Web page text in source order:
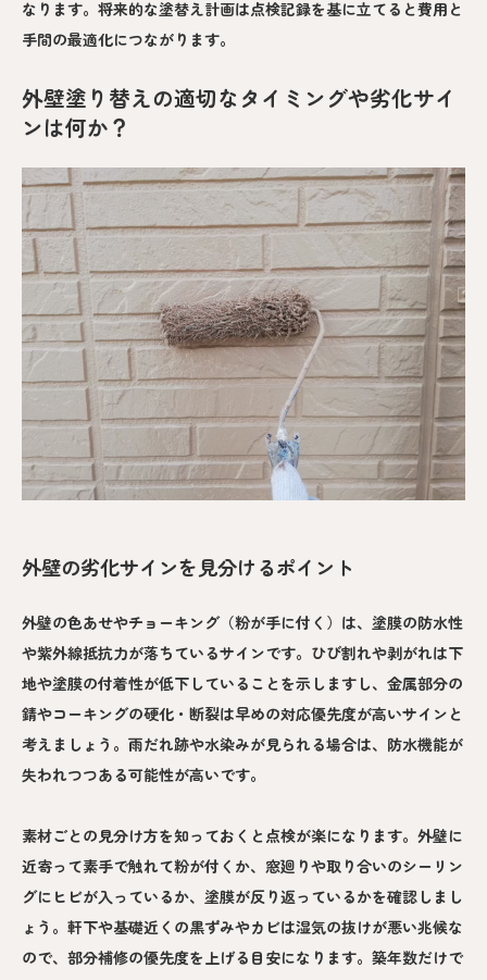
なります。将来的な塗替え計画は点検記録を基に立てると費用と
手間の最適化につながります。
外壁塗り替えの適切なタイミングや劣化サイ
ンは何か？
外壁の劣化サインを見分けるポイント
外壁の色あせやチョーキング（粉が手に付く）は、塗膜の防水性
や紫外線抵抗力が落ちているサインです。ひび割れや剥がれは下
地や塗膜の付着性が低下していることを示しますし、金属部分の
錆やコーキングの硬化・断裂は早めの対応優先度が高いサインと
考えましょう。雨だれ跡や水染みが見られる場合は、防水機能が
失われつつある可能性が高いです。
素材ごとの見分け方を知っておくと点検が楽になります。外壁に
近寄って素手で触れて粉が付くか、窓廻りや取り合いのシーリン
グにヒビが入っているか、塗膜が反り返っているかを確認しまし
ょう。軒下や基礎近くの黒ずみやカビは湿気の抜けが悪い兆候な
ので、部分補修の優先度を上げる目安になります。築年数だけで